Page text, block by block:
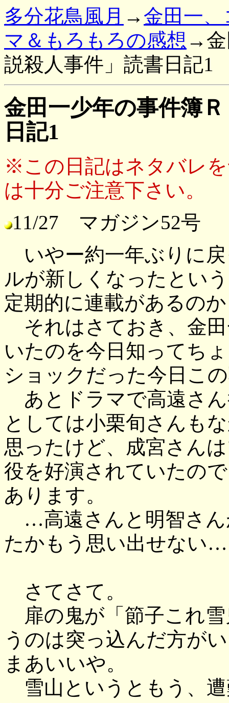
多分花鳥風月 → 金田一
マ＆もろもろの感想 →金
説殺人事件」読書日記1
金田一少年の事件簿
日記1
※この日記はネタバレ
は十分ご注意下さい。
11/27 マガジン52号
いやー約一年ぶりに
ルが新しくなったとい
定期的に連載があるの
それはさておき、金
いたのを今日知ってち
ショックだった今日こ
あとドラマで高遠さ
としては小栗旬さんも
思ったけど、成宮さん
役を好演されていたの
あります。
…高遠さんと明智さん
たかもう思い出せない
さてさて。
扉の鬼が「節子これ
うのは突っ込んだ方が
まあいいや。
雪山というともう、